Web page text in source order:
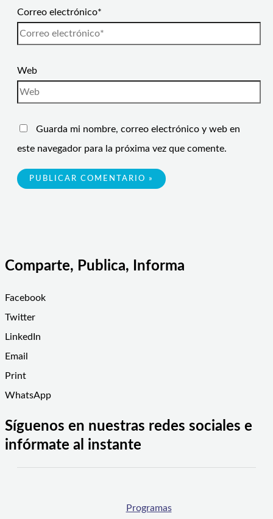
Correo electrónico*
Web
Guarda mi nombre, correo electrónico y web en
este navegador para la próxima vez que comente.
Comparte, Publica, Informa
Facebook
Twitter
LinkedIn
Email
Print
WhatsApp
Síguenos en nuestras redes sociales e
infórmate al instante
Programas